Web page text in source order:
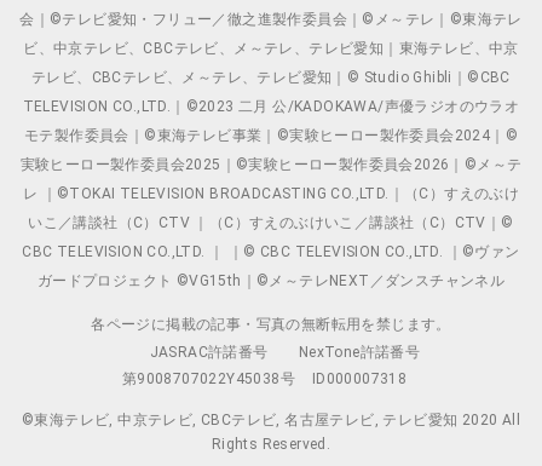
会｜©テレビ愛知・フリュー／徹之進製作委員会｜©メ～テレ｜©東海テレ
ビ、中京テレビ、CBCテレビ、メ～テレ、テレビ愛知｜東海テレビ、中京
テレビ、CBCテレビ、メ～テレ、テレビ愛知｜© Studio Ghibli｜©CBC
TELEVISION CO.,LTD.｜©2023 二月 公/KADOKAWA/声優ラジオのウラオ
モテ製作委員会｜©東海テレビ事業｜©実験ヒーロー製作委員会2024｜©
実験ヒーロー製作委員会2025｜©実験ヒーロー製作委員会2026｜©メ～テ
レ ｜©TOKAI TELEVISION BROADCASTING CO.,LTD.｜（C）すえのぶけ
いこ／講談社（C）CTV ｜（C）すえのぶけいこ／講談社（C）CTV｜©
CBC TELEVISION CO.,LTD. ｜ ｜© CBC TELEVISION CO.,LTD. ｜©ヴァン
ガードプロジェクト ©VG15th｜©メ～テレNEXT／ダンスチャンネル
各ページに掲載の記事・写真の無断転用を禁じます。
JASRAC許諾番号
NexTone許諾番号
第9008707022Y45038号
ID000007318
©東海テレビ, 中京テレビ, CBCテレビ, 名古屋テレビ, テレビ愛知 2020 All
Rights Reserved.